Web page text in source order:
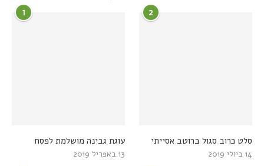
1
עוגת גבינה מושלמת לפסח
13 באפריל 2019
2
סלט כרוב סגול ברוטב אסייתי
14 ביולי 2019